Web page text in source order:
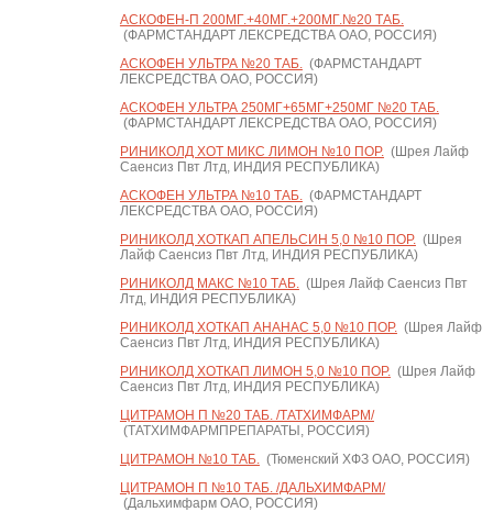
АСКОФЕН-П 200МГ.+40МГ.+200МГ.№20 ТАБ.
(ФАРМСТАНДАРТ ЛЕКСРЕДСТВА ОАО, РОССИЯ)
АСКОФЕН УЛЬТРА №20 ТАБ.(ФАРМСТАНДАРТ
ЛЕКСРЕДСТВА ОАО, РОССИЯ)
АСКОФЕН УЛЬТРА 250МГ+65МГ+250МГ №20 ТАБ.
(ФАРМСТАНДАРТ ЛЕКСРЕДСТВА ОАО, РОССИЯ)
РИНИКОЛД ХОТ МИКС ЛИМОН №10 ПОР.(Шрея Лайф
Саенсиз Пвт Лтд, ИНДИЯ РЕСПУБЛИКА)
АСКОФЕН УЛЬТРА №10 ТАБ.(ФАРМСТАНДАРТ
ЛЕКСРЕДСТВА ОАО, РОССИЯ)
РИНИКОЛД ХОТКАП АПЕЛЬСИН 5,0 №10 ПОР.(Шрея
Лайф Саенсиз Пвт Лтд, ИНДИЯ РЕСПУБЛИКА)
РИНИКОЛД МАКС №10 ТАБ.(Шрея Лайф Саенсиз Пвт
Лтд, ИНДИЯ РЕСПУБЛИКА)
РИНИКОЛД ХОТКАП АНАНАС 5,0 №10 ПОР.(Шрея Лайф
Саенсиз Пвт Лтд, ИНДИЯ РЕСПУБЛИКА)
РИНИКОЛД ХОТКАП ЛИМОН 5,0 №10 ПОР.(Шрея Лайф
Саенсиз Пвт Лтд, ИНДИЯ РЕСПУБЛИКА)
ЦИТРАМОН П №20 ТАБ. /ТАТХИМФАРМ/
(ТАТХИМФАРМПРЕПАРАТЫ, РОССИЯ)
ЦИТРАМОН №10 ТАБ.(Тюменский ХФЗ ОАО, РОССИЯ)
ЦИТРАМОН П №10 ТАБ. /ДАЛЬХИМФАРМ/
(Дальхимфарм ОАО, РОССИЯ)